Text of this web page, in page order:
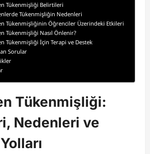
Tükenmişliği Belirtileri
Tükenmişliğin Nedenleri
Tükenmişliğinin Öğrenciler Üzerindeki Etkileri
Tükenmişliği Nasıl Önlenir?
Tükenmişliği İçin Terapi ve Destek
Sorular
Tükenmişliği:
Nedenleri ve